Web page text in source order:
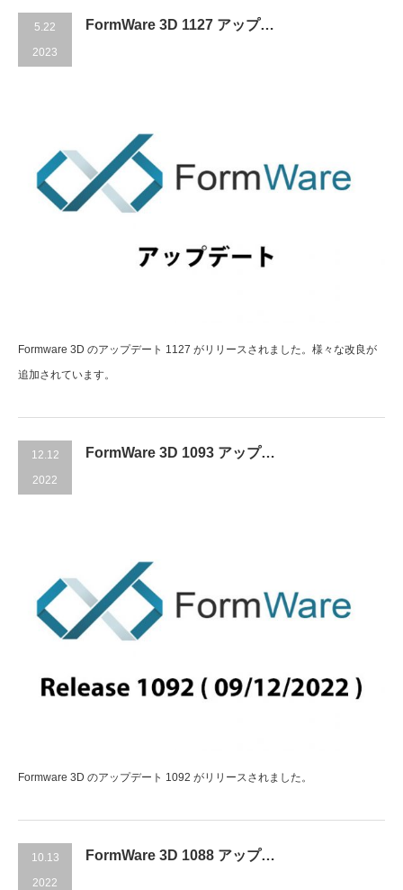
5.22
2023
FormWare 3D 1127 アップ…
Formware 3D のアップデート 1127 がリリースされました。様々な改良が
追加されています。
12.12
2022
FormWare 3D 1093 アップ…
Formware 3D のアップデート 1092 がリリースされました。
10.13
2022
FormWare 3D 1088 アップ…